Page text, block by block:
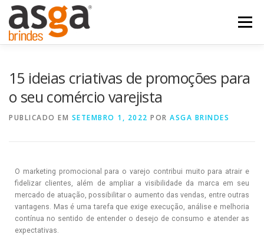
Menu
15 ideias criativas de promoções para
o seu comércio varejista
PUBLICADO EM SETEMBRO 1, 2022 POR ASGA BRINDES
O marketing promocional para o varejo contribui muito para atrair e
fidelizar clientes, além de ampliar a visibilidade da marca em seu
mercado de atuação, possibilitar o aumento das vendas, entre outras
vantagens. Mas é uma tarefa que exige execução, análise e melhoria
contínua no sentido de entender o desejo de consumo e atender as
expectativas.